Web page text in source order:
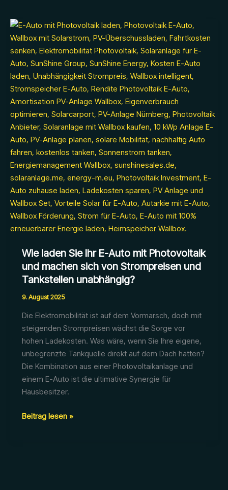
Wie laden Sie Ihr E-Auto mit Photovoltaik
und machen sich von Strompreisen und
Tankstellen unabhängig?
9. August 2025
Die Elektromobilität ist auf dem Vormarsch, doch mit
steigenden Strompreisen wächst die Sorge vor
hohen Ladekosten. Was wäre, wenn Sie Ihre eigene,
unbegrenzte Tankquelle direkt auf dem Dach hätten?
Die Kombination aus einer Photovoltaikanlage und
einem E-Auto ist die ultimative Synergie für
Hausbesitzer.
Wie
Beitrag lesen »